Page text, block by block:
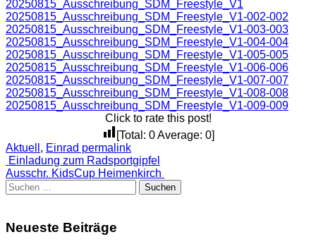
20250815_Ausschreibung_SDM_Freestyle_V1
20250815_Ausschreibung_SDM_Freestyle_V1-002-002
20250815_Ausschreibung_SDM_Freestyle_V1-003-003
20250815_Ausschreibung_SDM_Freestyle_V1-004-004
20250815_Ausschreibung_SDM_Freestyle_V1-005-005
20250815_Ausschreibung_SDM_Freestyle_V1-006-006
20250815_Ausschreibung_SDM_Freestyle_V1-007-007
20250815_Ausschreibung_SDM_Freestyle_V1-008-008
20250815_Ausschreibung_SDM_Freestyle_V1-009-009
Click to rate this post!
[Total: 0Average: 0]
Aktuell , Einrad permalink
Post
navigation
Einladung zum Radsportgipfel
Ausschr. KidsCup Heimenkirch
Suchen
nach:
Neueste Beiträge